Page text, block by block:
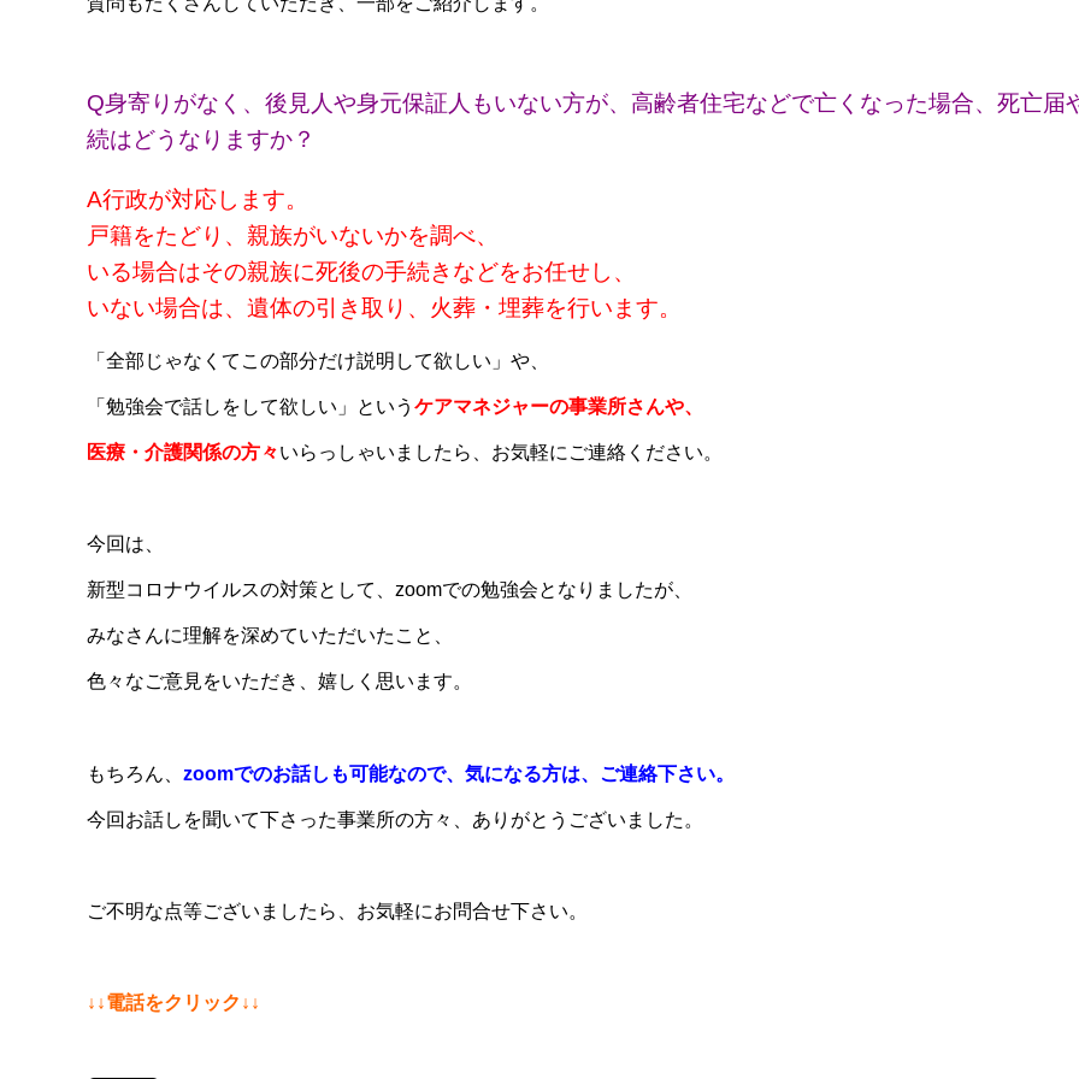
Q身寄りがなく、後見人や身元保証人もいない方が、高齢者住宅などで亡くなった場合、死亡届
続はどうなりますか？
A行政が対応します。
戸籍をたどり、親族がいないかを調べ、
いる場合はその親族に死後の手続きなどをお任せし、
いない場合は、遺体の引き取り、火葬・埋葬を行います。
「全部じゃなくてこの部分だけ説明して欲しい」や、
「勉強会で話しをして欲しい」という ケアマネジャーの事業所さんや、
医療・介護関係の方々いらっしゃいましたら、お気軽にご連絡ください。
今回は、
新型コロナウイルスの対策として、zoomでの勉強会となりましたが、
みなさんに理解を深めていただいたこと、
色々なご意見をいただき、嬉しく思います。
もちろん、 zoomでのお話しも可能なので、気になる方は、ご連絡下さい。
今回お話しを聞いて下さった事業所の方々、ありがとうございました。
ご不明な点等ございましたら、お気軽にお問合せ下さい。
↓↓電話をクリック↓↓